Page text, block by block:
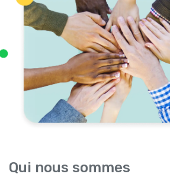
Qui nous sommes